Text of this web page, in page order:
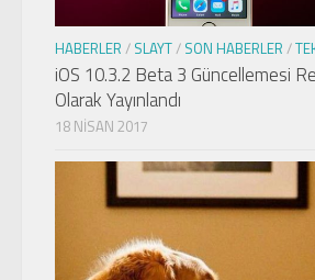
HABERLER / SLAYT/ SON HABERLER /
iOS 10.3.2 Beta 3 Güncellemesi
Olarak Yayınlandı
18 NISAN 2017